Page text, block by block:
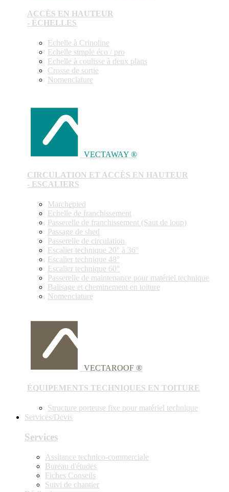
ACCÈS EN HAUTEUR
- ÉCHELLES
Echelle à Crinoline
Echelle simple éco / pro
Echelle à coulisse à deux plans
Crosse de sortie
Nomenclature
VECTAWAY ®
CIRCULATION ET ACCÈS EN HAUTEUR
- ESCALIERS
Marchepied
Echelle de franchissement
Passerelle de franchissement (Saut de loup)
Passage de shed
Passerelle de circulation
Escalier technique 20° à 36°
Escalier technique 48°
Escalier technique 60°
Passerelle de maintenance pour matériel technique
Balisage et cheminement en toiture
Nomenclature
VECTAROOF ®
ÉQUIPEMENTS TECHNIQUES EN TOITURE
Structure porteuse fixe pour matériel technique
Services/Devis
Services
Assitance technico-commerciale
Bureau d'études
Fiches Conseils
Suivi de chantier